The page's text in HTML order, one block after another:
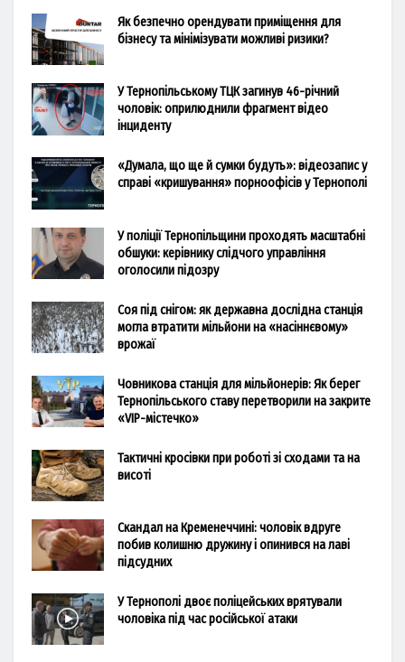
Як безпечно орендувати приміщення для
бізнесу та мінімізувати можливі ризики?
У Тернопільському ТЦК загинув 46-річний
чоловік: оприлюднили фрагмент відео
інциденту
«Думала, що ще й сумки будуть»: відеозапис у
справі «кришування» порноофісів у Тернополі
У поліції Тернопільщини проходять масштабні
обшуки: керівнику слідчого управління
оголосили підозру
Соя під снігом: як державна дослідна станція
могла втратити мільйони на «насіннєвому»
врожаї
Човникова станція для мільйонерів: Як берег
Тернопільського ставу перетворили на закрите
«VIP-містечко»
Тактичні кросівки при роботі зі сходами та на
висоті
Скандал на Кременеччині: чоловік вдруге
побив колишню дружину і опинився на лаві
підсудних
У Тернополі двоє поліцейських врятували
чоловіка під час російської атаки